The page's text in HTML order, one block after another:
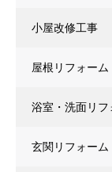
小屋改修工事
屋根リフォーム
浴室・洗面リフ
玄関リフォーム